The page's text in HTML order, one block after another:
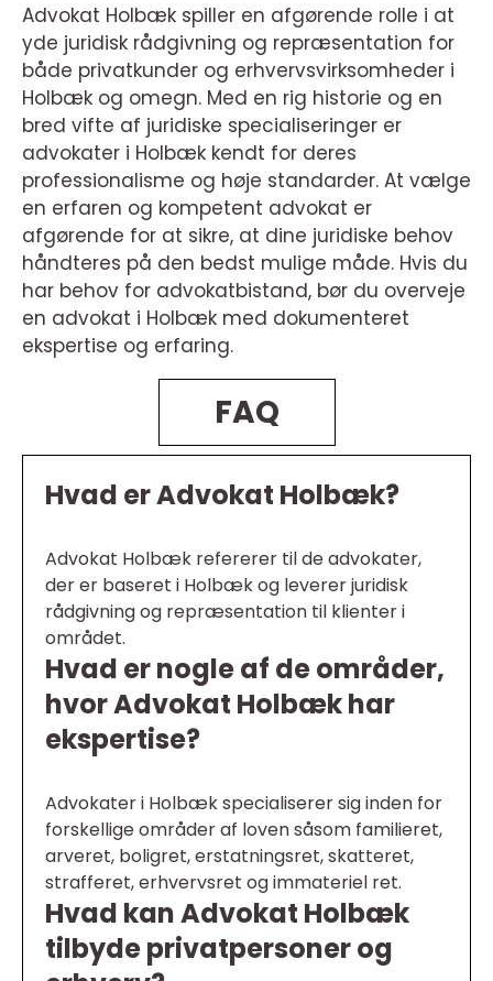
Advokat Holbæk spiller en afgørende rolle i at
yde juridisk rådgivning og repræsentation for
både privatkunder og erhvervsvirksomheder i
Holbæk og omegn. Med en rig historie og en
bred vifte af juridiske specialiseringer er
advokater i Holbæk kendt for deres
professionalisme og høje standarder. At vælge
en erfaren og kompetent advokat er
afgørende for at sikre, at dine juridiske behov
håndteres på den bedst mulige måde. Hvis du
har behov for advokatbistand, bør du overveje
en advokat i Holbæk med dokumenteret
ekspertise og erfaring.
FAQ
Hvad er Advokat Holbæk?
Advokat Holbæk refererer til de advokater,
der er baseret i Holbæk og leverer juridisk
rådgivning og repræsentation til klienter i
området.
Hvad er nogle af de områder,
hvor Advokat Holbæk har
ekspertise?
Advokater i Holbæk specialiserer sig inden for
forskellige områder af loven såsom familieret,
arveret, boligret, erstatningsret, skatteret,
strafferet, erhvervsret og immateriel ret.
Hvad kan Advokat Holbæk
tilbyde privatpersoner og